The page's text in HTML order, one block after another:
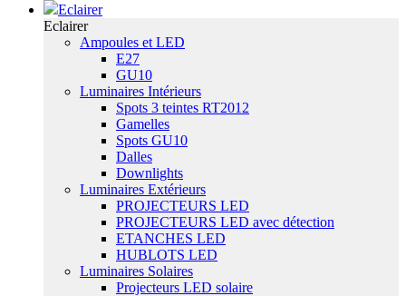
Eclairer
Eclairer
Ampoules et LED
E27
GU10
Luminaires Intérieurs
Spots 3 teintes RT2012
Gamelles
Spots GU10
Dalles
Downlights
Luminaires Extérieurs
PROJECTEURS LED
PROJECTEURS LED avec détection
ETANCHES LED
HUBLOTS LED
Luminaires Solaires
Projecteurs LED solaire